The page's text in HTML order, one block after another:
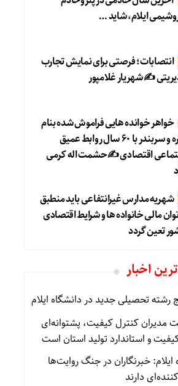
ایلام، شاید …
انتصابات؛ فرصتی برای نمایش تجارب
✍ شهریار غلامپور
خواهر خوانده هایی فراموش شده بنام
بدره و سربندر با ۶۰ سال روابط عمیق
اقتصادی ✍حشمت اله کرمی
شهریه مدارس غیرانتفاعی باید منطبق
مالی خانواده ها و شرایط اقتصادی
تعین گردد
اخبار
رشته تحصیلی جدید در دانشگاه ایلام
مدیران کنترل کیفیت، پشتوانه‌ای
و استاندارد تولید استان است
ایلام: خبرنگاران در جنگ روایت‌ها
دارند